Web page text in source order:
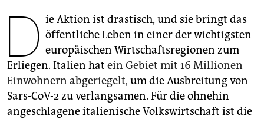
unterstützen
genossenschaft
epaper login
D ie Aktion ist drastisch, und sie bringt das
öffentliche Leben in einer der wichtigsten
europäischen Wirtschaftsregionen zum
Erliegen. Italien hat ein Gebiet mit 16 Millionen
Einwohnern abgeriegelt, um die Ausbreitung von
Sars-CoV-2 zu verlangsamen. Für die ohnehin
angeschlagene italienische Volkswirtschaft ist die